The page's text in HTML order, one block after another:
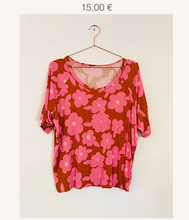
Preis
15,00 €